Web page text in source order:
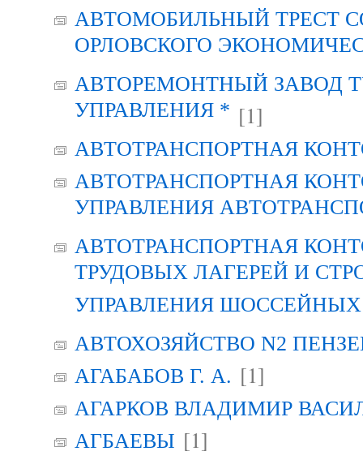
АВТОМОБИЛЬНЫЙ ТРЕСТ
ОРЛОВСКОГО
АВТОРЕМОНТНЫЙ ЗАВОД
УПРАВЛЕНИЯ * [1]
АВТОТРАНСПОРТНАЯ
АВТОТРАНСПОРТНАЯ
УПРАВЛЕНИЯ
АВТОТРАНСПОРТНАЯ
ТРУДОВЫХ ЛАГЕРЕЙ И
УПРАВЛЕНИЯ
АВТОХОЗЯЙСТВО N2
АГАБАБОВ Г. А. [1]
АГАРКОВ ВЛАДИМИР
АГБАЕВЫ [1]